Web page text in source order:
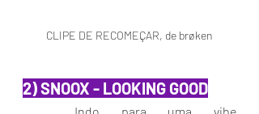
CLIPE DE RECOMEÇAR, de brøken
2) SNOOX - LOOKING GOOD
Indo para uma vibe